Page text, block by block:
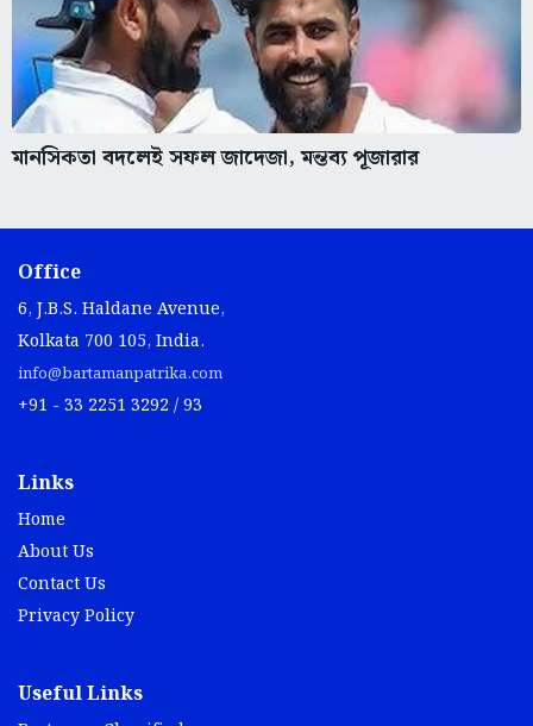
মানসিকতা বদলেই সফল জাদেজা, মন্তব্য পূজারার
Office
6, J.B.S. Haldane Avenue,
Kolkata 700 105, India.
info@bartamanpatrika.com
+91 - 33 2251 3292 / 93
Links
Home
About Us
Contact Us
Privacy Policy
Useful Links